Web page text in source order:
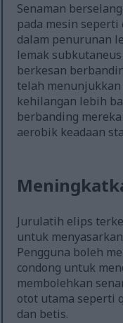
Senaman
pada mesin
dalam penurunan
lemak
berkesan
telah
kehilangan lebih
berbanding
aerobik keadaan
Jurulatih elips
untuk
Pengguna boleh
condong untuk
membolehkan
otot utama seperti
dan betis.